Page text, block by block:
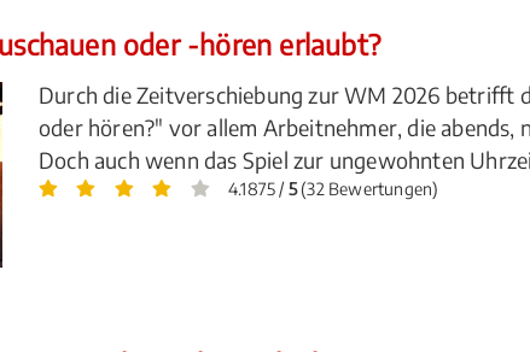
oder -hören erlaubt?
Durch die Zeitverschiebung zur WM 2026 betrifft
oder hören?" vor allem Arbeitnehmer, die abends,
Doch auch wenn das Spiel zur ungewohnten
4.1875 / 5(32 Bewertungen)